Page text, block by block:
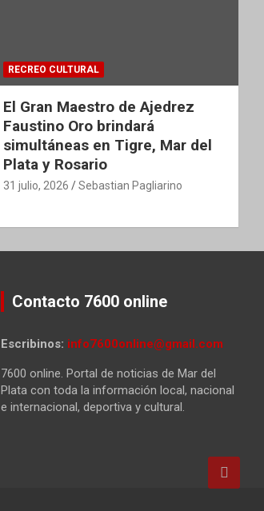
RECREO CULTURAL
El Gran Maestro de Ajedrez
Faustino Oro brindará
simultáneas en Tigre, Mar del
Plata y Rosario
31 julio, 2026 Sebastian Pagliarino
Contacto 7600 online
Escribinos: info7600online@gmail.com
7600 online. Portal de noticias de Mar del
Plata con toda la información local, nacional
e internacional, deportiva y cultural.